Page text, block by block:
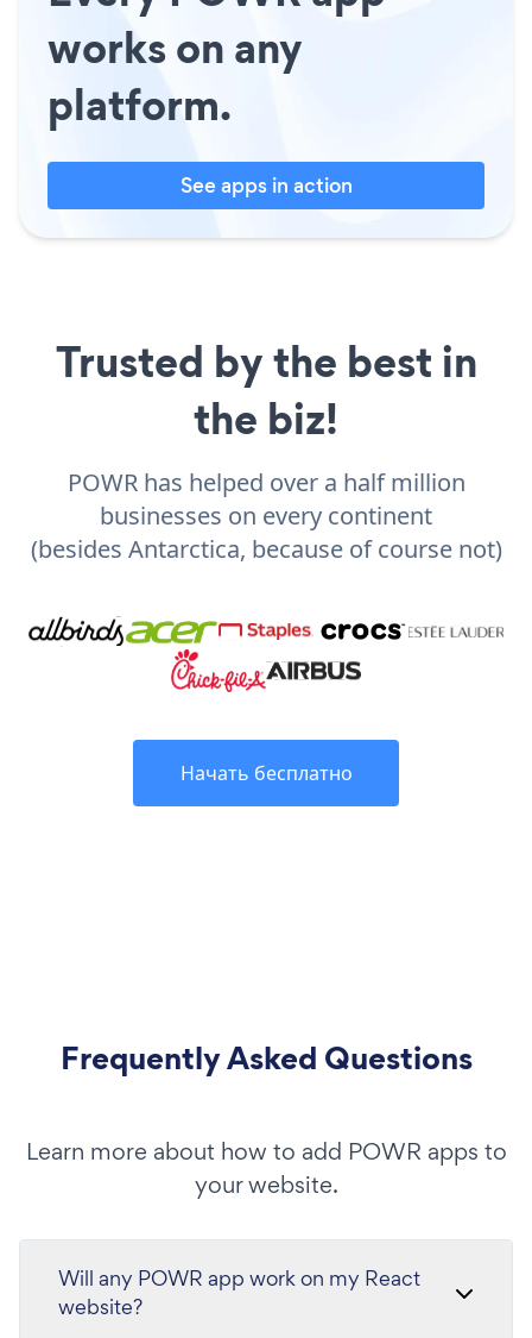
works on any
platform.
See apps in action
Trusted by the best in
the biz!
POWR has helped over a half million
businesses on every continent
(besides Antarctica, because of course not)
Начать бесплатно
Frequently Asked Questions
Learn more about how to add POWR apps to
your website.
Will any POWR app work on my React
website?